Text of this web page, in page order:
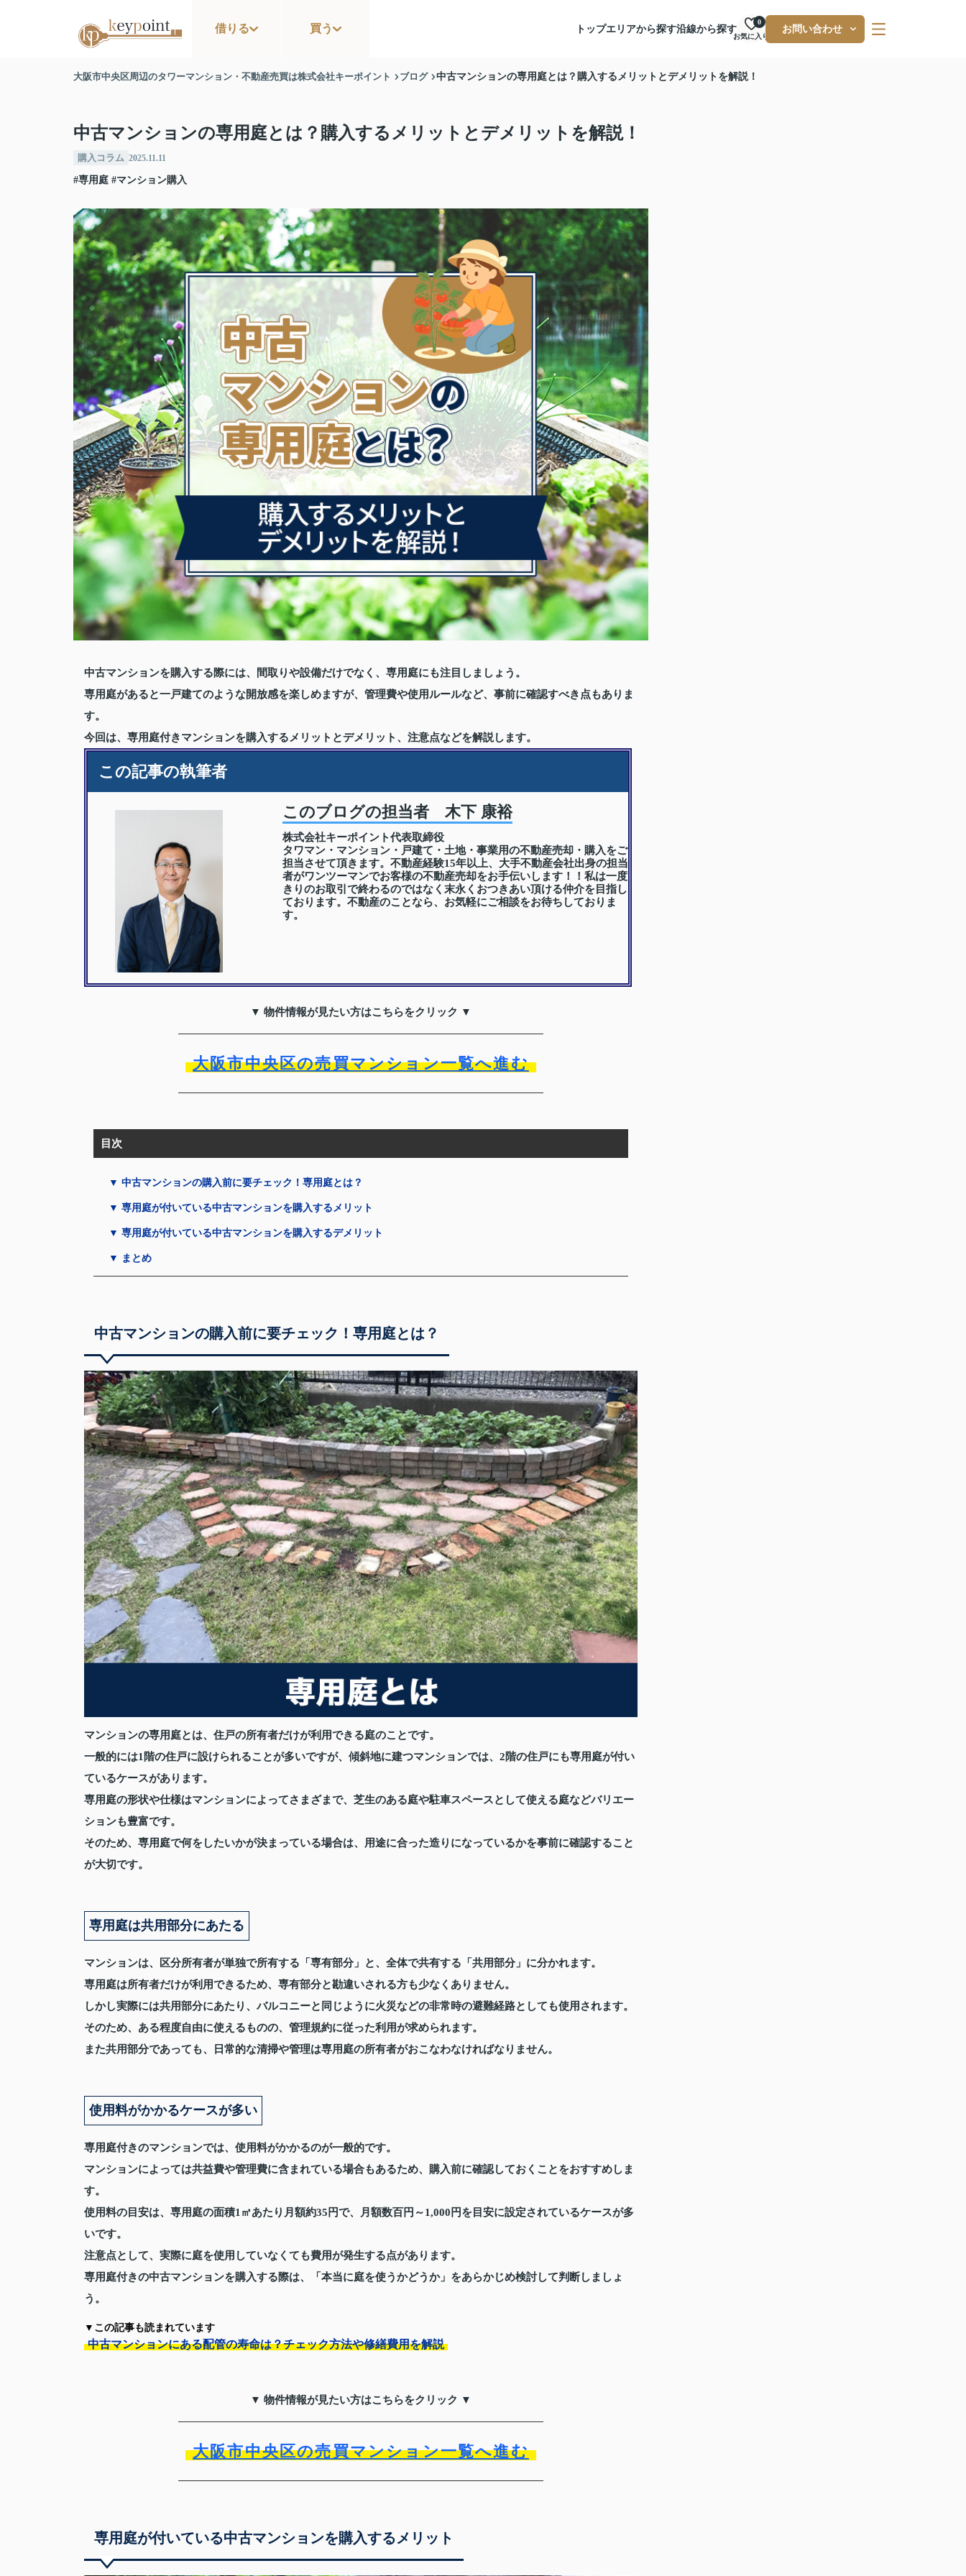
借りる 買う トップエリアから探す沿線から探す
お気に入り
0
お問い合わせ
大阪市中央区周辺のタワーマンション・不動産売買は株式会社キーポイント ブログ 中古マンションの専用庭とは？購入するメリットとデメリットを解説！
中古マンションの専用庭とは？購入するメリットとデメリットを解説！
購入コラム 2025.11.11
#専用庭 #マンション購入
中古マンションを購入する際には、間取りや設備だけでなく、専用庭にも注目しましょう。
専用庭があると一戸建てのような開放感を楽しめますが、管理費や使用ルールなど、事前に確認すべき点もありま
す。
今回は、専用庭付きマンションを購入するメリットとデメリット、注意点などを解説します。
この記事の執筆者
このブログの担当者 木下 康裕
株式会社キーポイント代表取締役
タワマン・マンション・戸建て・土地・事業用の不動産売却・購入をご
担当させて頂きます。不動産経験15年以上、大手不動産会社出身の担当
者がワンツーマンでお客様の不動産売却をお手伝いします！！私は一度
きりのお取引で終わるのではなく末永くおつきあい頂ける仲介を目指し
ております。不動産のことなら、お気軽にご相談をお待ちしておりま
す。
▼ 物件情報が見たい方はこちらをクリック ▼
大阪市中央区の売買マンション一覧へ進む
目次
▼ 中古マンションの購入前に要チェック！専用庭とは？
▼ 専用庭が付いている中古マンションを購入するメリット
▼ 専用庭が付いている中古マンションを購入するデメリット
▼ まとめ
中古マンションの購入前に要チェック！専用庭とは？
マンションの専用庭とは、住戸の所有者だけが利用できる庭のことです。
一般的には1階の住戸に設けられることが多いですが、傾斜地に建つマンションでは、2階の住戸にも専用庭が付い
ているケースがあります。
専用庭の形状や仕様はマンションによってさまざまで、芝生のある庭や駐車スペースとして使える庭などバリエー
ションも豊富です。
そのため、専用庭で何をしたいかが決まっている場合は、用途に合った造りになっているかを事前に確認すること
が大切です。
専用庭は共用部分にあたる
マンションは、区分所有者が単独で所有する「専有部分」と、全体で共有する「共用部分」に分かれます。
専用庭は所有者だけが利用できるため、専有部分と勘違いされる方も少なくありません。
しかし実際には共用部分にあたり、バルコニーと同じように火災などの非常時の避難経路としても使用されます。
そのため、ある程度自由に使えるものの、管理規約に従った利用が求められます。
また共用部分であっても、日常的な清掃や管理は専用庭の所有者がおこなわなければなりません。
使用料がかかるケースが多い
専用庭付きのマンションでは、使用料がかかるのが一般的です。
マンションによっては共益費や管理費に含まれている場合もあるため、購入前に確認しておくことをおすすめしま
す。
使用料の目安は、専用庭の面積1㎡あたり月額約35円で、月額数百円～1,000円を目安に設定されているケースが多
いです。
注意点として、実際に庭を使用していなくても費用が発生する点があります。
専用庭付きの中古マンションを購入する際は、「本当に庭を使うかどうか」をあらかじめ検討して判断しましょ
う。
▼この記事も読まれています
中古マンションにある配管の寿命は？チェック方法や修繕費用を解説
▼ 物件情報が見たい方はこちらをクリック ▼
大阪市中央区の売買マンション一覧へ進む
専用庭が付いている中古マンションを購入するメリット